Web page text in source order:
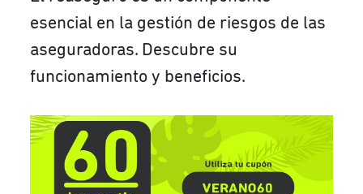
esencial en la gestión de riesgos de las
aseguradoras. Descubre su
funcionamiento y beneficios.